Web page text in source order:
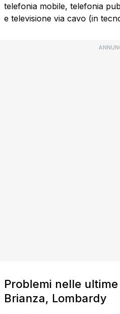
telefonia mobile, telefonia
e televisione via cavo (in
Problemi nelle
Brianza, Lombardy